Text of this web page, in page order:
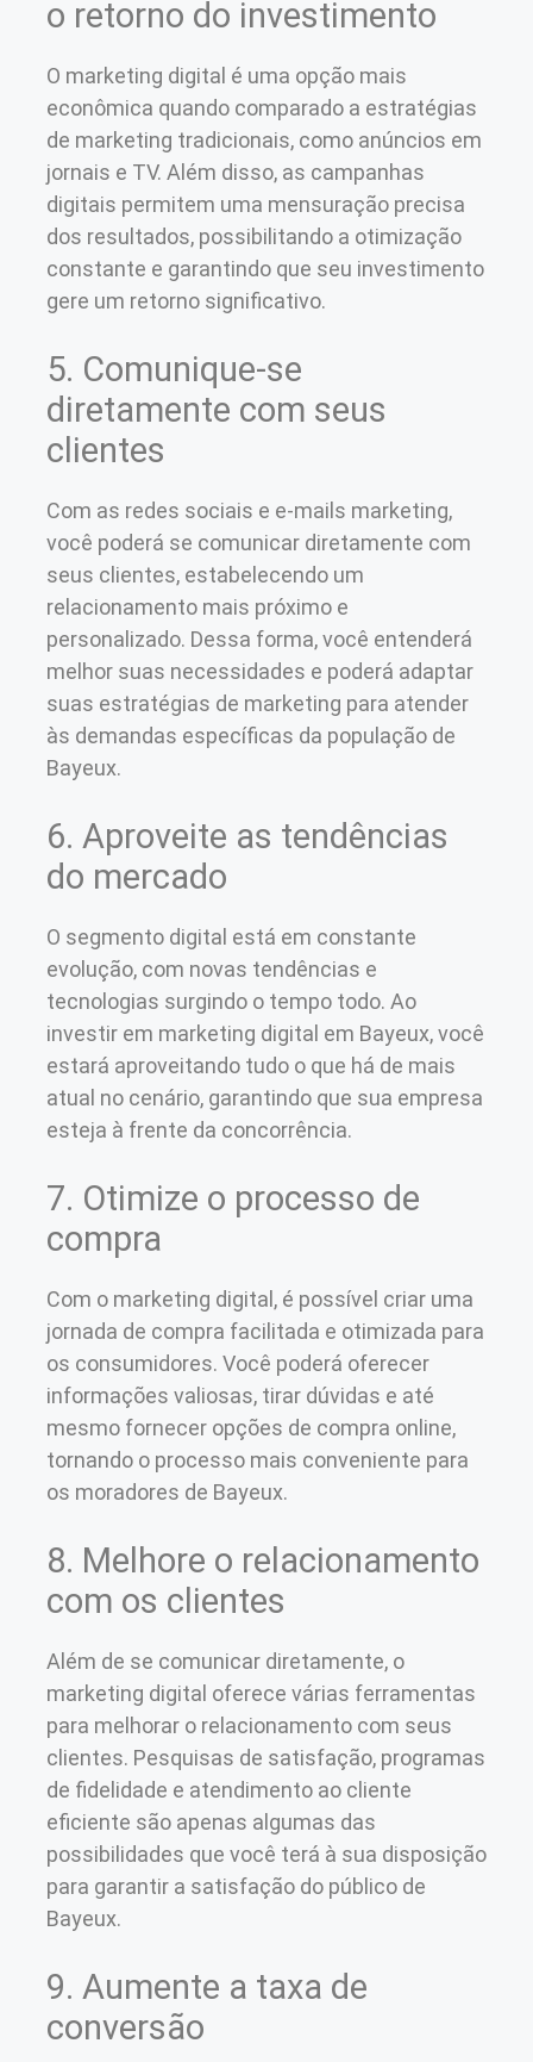
o retorno do investimento
O marketing digital é uma opção mais
econômica quando comparado a estratégias
de marketing tradicionais, como anúncios em
jornais e TV. Além disso, as campanhas
digitais permitem uma mensuração precisa
dos resultados, possibilitando a otimização
constante e garantindo que seu investimento
gere um retorno significativo.
5. Comunique-se
diretamente com seus
clientes
Com as redes sociais e e-mails marketing,
você poderá se comunicar diretamente com
seus clientes, estabelecendo um
relacionamento mais próximo e
personalizado. Dessa forma, você entenderá
melhor suas necessidades e poderá adaptar
suas estratégias de marketing para atender
às demandas específicas da população de
Bayeux.
6. Aproveite as tendências
do mercado
O segmento digital está em constante
evolução, com novas tendências e
tecnologias surgindo o tempo todo. Ao
investir em marketing digital em Bayeux, você
estará aproveitando tudo o que há de mais
atual no cenário, garantindo que sua empresa
esteja à frente da concorrência.
7. Otimize o processo de
compra
Com o marketing digital, é possível criar uma
jornada de compra facilitada e otimizada para
os consumidores. Você poderá oferecer
informações valiosas, tirar dúvidas e até
mesmo fornecer opções de compra online,
tornando o processo mais conveniente para
os moradores de Bayeux.
8. Melhore o relacionamento
com os clientes
Além de se comunicar diretamente, o
marketing digital oferece várias ferramentas
para melhorar o relacionamento com seus
clientes. Pesquisas de satisfação, programas
de fidelidade e atendimento ao cliente
eficiente são apenas algumas das
possibilidades que você terá à sua disposição
para garantir a satisfação do público de
Bayeux.
9. Aumente a taxa de
conversão